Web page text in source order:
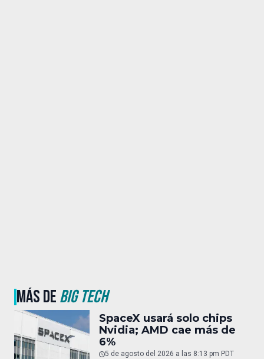
MÁS DEBIG TECH
SpaceX usará solo chips
Nvidia; AMD cae más de
6%
5 de agosto del 2026 a las 8:13 pm PDT